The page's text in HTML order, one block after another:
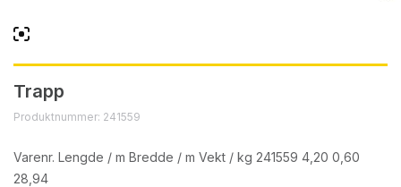
Trapp
Produktnummer: 241559
Varenr. Lengde / m Bredde / m Vekt / kg 241559 4,20 0,60
28,94